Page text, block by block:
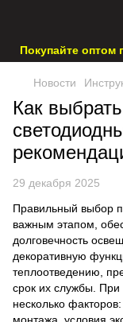
Покупайте оптом
Новости
Как
29 декабря 2025
Правильный выбор
важным этапом,
долговечность
декоративную
теплоотведению,
срок их службы.
несколько